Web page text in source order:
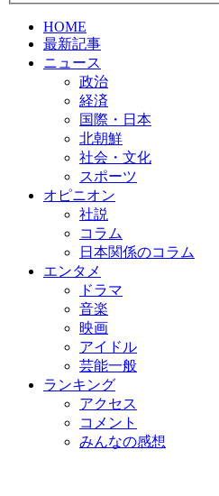
HOME
最新記事
ニュース
政治
経済
国際・日本
北朝鮮
社会・文化
スポーツ
オピニオン
社説
コラム
日本関係のコラム
エンタメ
ドラマ
音楽
映画
アイドル
芸能一般
ランキング
アクセス
コメント
みんなの感想